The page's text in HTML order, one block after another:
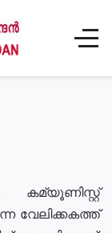
കമ്യൂണിസ്റ്റ്
വേലിക്കകത്ത്